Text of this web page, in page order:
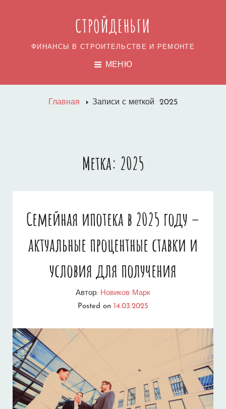
СТРОЙДЕНЬГИ
ФИНАНСЫ В СТРОИТЕЛЬСТВЕ И РЕМОНТЕ
МЕНЮ
Главная Записи с меткой 2025
Метка: 2025
Семейная ипотека в 2025 году –
актуальные процентные ставки и
условия для получения
Автор: Новиков Марк
Posted on 14.03.2025